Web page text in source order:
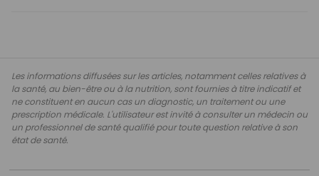
Les informations diffusées sur les articles, notamment celles relatives à
la santé, au bien-être ou à la nutrition, sont fournies à titre indicatif et
ne constituent en aucun cas un diagnostic, un traitement ou une
prescription médicale. L'utilisateur est invité à consulter un médecin ou
un professionnel de santé qualifié pour toute question relative à son
état de santé.